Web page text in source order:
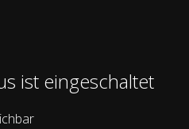
ist eingeschaltet